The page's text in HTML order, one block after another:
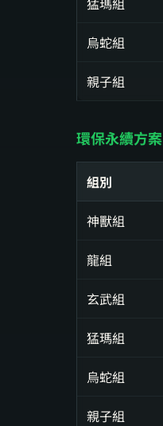
烏蛇組
親子組
環保永續方案
組別
神獸組
龍組
玄武組
猛瑪組
烏蛇組
親子組